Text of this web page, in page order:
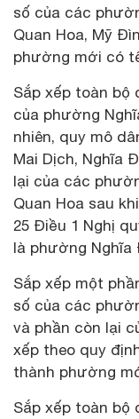
số của các
Quan Hoa, Mỹ
phường mới có
Sắp xếp toàn bộ
của phường
nhiên, quy mô
Mai Dịch, Nghĩa
lại của các
Quan Hoa sau
25 Điều 1 Nghị
là phường Nghĩa
Sắp xếp một
số của các
và phần còn lại
xếp theo quy
thành phường
Sắp xếp toàn bộ